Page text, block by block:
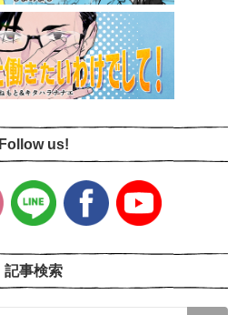
Follow us!
記事検索